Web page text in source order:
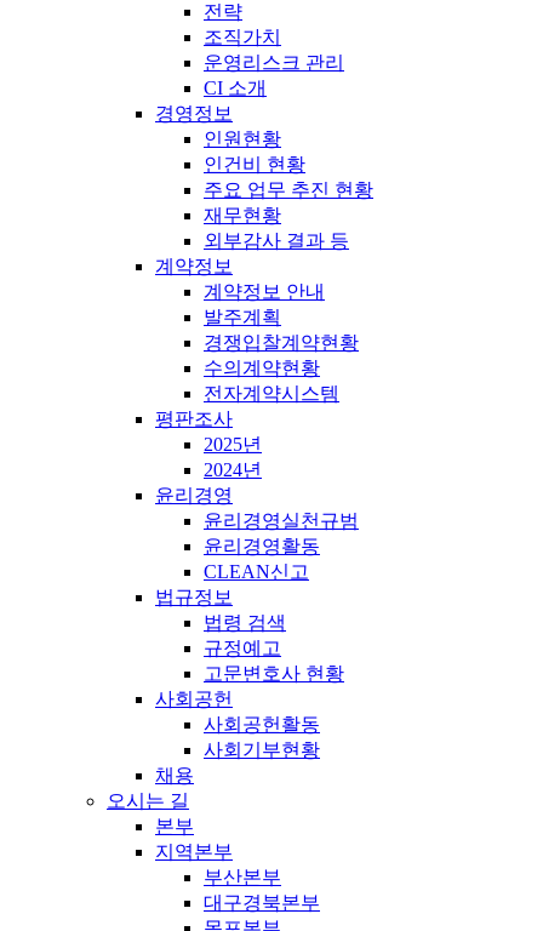
전략
조직가치
운영리스크 관리
CI 소개
경영정보
인원현황
인건비 현황
주요 업무 추진 현황
재무현황
외부감사 결과 등
계약정보
계약정보 안내
발주계획
경쟁입찰계약현황
수의계약현황
전자계약시스템
평판조사
2025년
2024년
윤리경영
윤리경영실천규범
윤리경영활동
CLEAN신고
법규정보
법령 검색
규정예고
고문변호사 현황
사회공헌
사회공헌활동
사회기부현황
채용
오시는 길
본부
지역본부
부산본부
대구경북본부